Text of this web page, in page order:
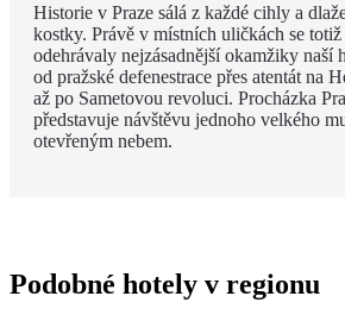
Historie v Praze sálá z každé cihly a
kostky. Právě v místních uličkách se totiž
odehrávaly nejzásadnější okamžiky naší
od pražské defenestrace přes atentát na
až po Sametovou revoluci. Procházka
představuje návštěvu jednoho velkého
otevřeným nebem.
Podobné hotely v regionu